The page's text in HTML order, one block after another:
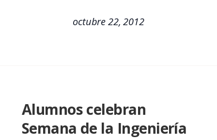
octubre 22, 2012
Alumnos celebran
Semana de la Ingeniería